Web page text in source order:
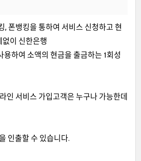
, 폰뱅킹을 통하여 서비스 신청하고 현
없이 신한은행
용하여 소액의 현금을 출금하는 1회성
인 서비스 가입고객은 누구나 가능한데
인출할 수 있습니다.